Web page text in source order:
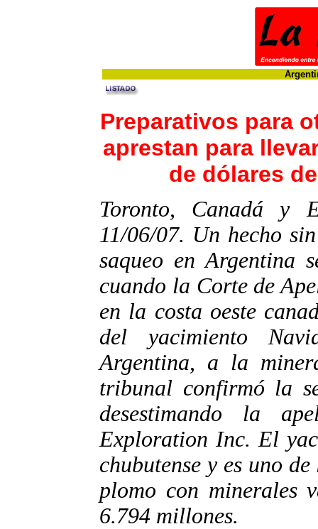
Preparativos para
aprestan para
de dólares
Toronto, Canadá y
11/06/07. Un hecho
saqueo en Argentina
cuando la Corte de
en la costa oeste
del yacimiento
Argentina, a la
tribunal confirmó la
desestimando la
Exploration Inc. El
chubutense y es uno
plomo con minerales
6.794 millones.